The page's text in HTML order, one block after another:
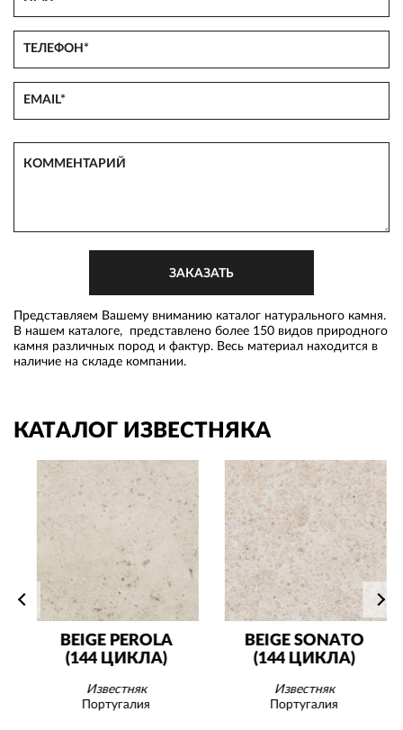
Представляем Вашему вниманию каталог натурального камня.
В нашем каталоге, представлено более 150 видов природного
камня различных пород и фактур. Весь материал находится в
наличие на складе компании.
КАТАЛОГ ИЗВЕСТНЯКА
BEIGE PEROLA
(144 ЦИКЛА)
Известняк
Португалия
BEIGE SONATO
(144 ЦИКЛА)
Известняк
Португалия